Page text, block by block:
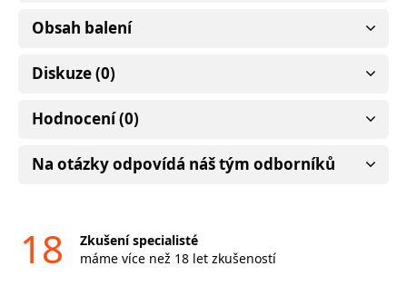
Obsah balení
Diskuze (0)
Hodnocení (0)
Na otázky odpovídá náš tým odborníků
18
Zkušení specialisté
máme více než 18 let zkušeností